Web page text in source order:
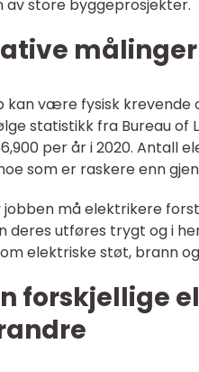
av store byggeprosjekter.
kan være fysisk
statistikk fra Bureau
per år i 2020. Antall
som er raskere enn
jobben må elektrikere
deres utføres trygt og i
elektriske støt, brann
forskjellige